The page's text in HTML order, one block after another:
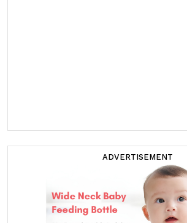
ADVERTISEMENT